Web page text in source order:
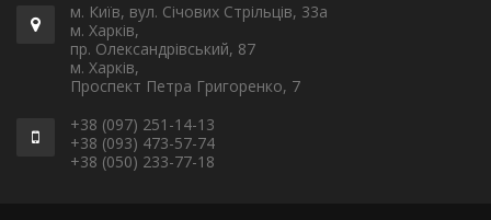
м. Київ, вул. Січових Стрільців, 33а
м. Харків,
пр. Олександрівський, 87
м. Харків,
Проспект Петра Григоренко, 7
+38 (097) 251-14-13
+38 (093) 473-57-74
+38 (050) 233-77-18